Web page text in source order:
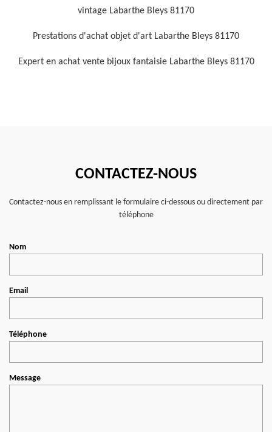
vintage Labarthe Bleys 81170
Prestations d'achat objet d'art Labarthe Bleys 81170
Expert en achat vente bijoux fantaisie Labarthe Bleys 81170
CONTACTEZ-NOUS
Contactez-nous en remplissant le formulaire ci-dessous ou directement par
téléphone
Nom
Email
Téléphone
Message